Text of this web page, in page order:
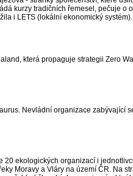
kurzy tradičních řemesel, pečuje o
i LETS (lokální ekonomický systém).
která propaguje strategii Zero
Nevládní organizace zabývající
20 ekologických organizací i
Moravy a Vláry na území ČR. Na